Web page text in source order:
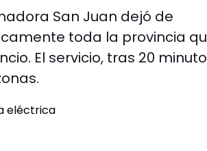
San Juan dejó de
toda la provincia
El servicio, tras 20